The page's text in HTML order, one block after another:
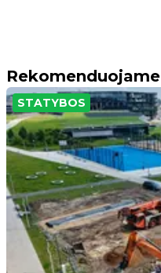
Rekomenduojame
STATYBOS